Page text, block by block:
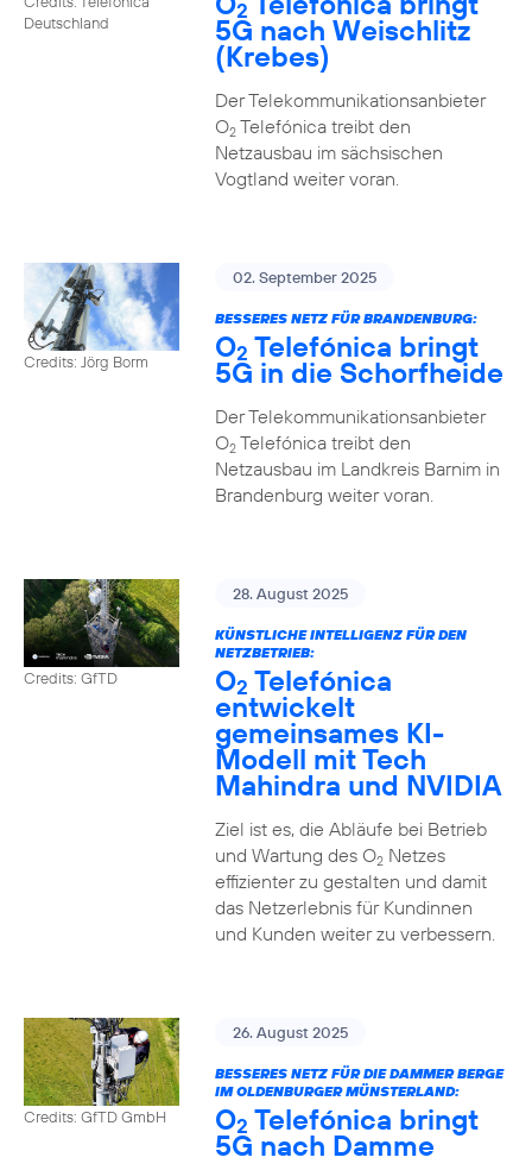
Deutschland
2
5G nach Weischlitz
(Krebes)
Der Telekommunikationsanbieter
O2Telefónica treibt den
Netzausbau im sächsischen
Vogtland weiter voran.
Credits: Jörg Borm
02. September 2025
BESSERES NETZ FÜR BRANDENBURG:
O2 Telefónica bringt
5G in die Schorfheide
Der Telekommunikationsanbieter
O2Telefónica treibt den
Netzausbau im Landkreis Barnim in
Brandenburg weiter voran.
Credits: GfTD
28. August 2025
KÜNSTLICHE INTELLIGENZ FÜR DEN
NETZBETRIEB:
O2 Telefónica
entwickelt
gemeinsames KI-
Modell mit Tech
Mahindra und NVIDIA
Ziel ist es, die Abläufe bei Betrieb
und Wartung des O2Netzes
effizienter zu gestalten und damit
das Netzerlebnis für Kundinnen
und Kunden weiter zu verbessern.
Credits: GfTD GmbH
26. August 2025
BESSERES NETZ FÜR DIE DAMMER BERGE
IM OLDENBURGER MÜNSTERLAND:
O2 Telefónica bringt
5G nach Damme